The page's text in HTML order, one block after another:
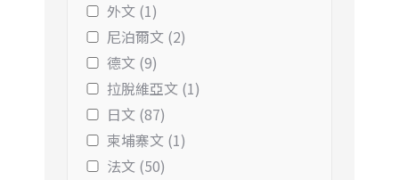
外文 (1)
尼泊爾文 (2)
德文 (9)
拉脫維亞文 (1)
日文 (87)
柬埔寨文 (1)
法文 (50)